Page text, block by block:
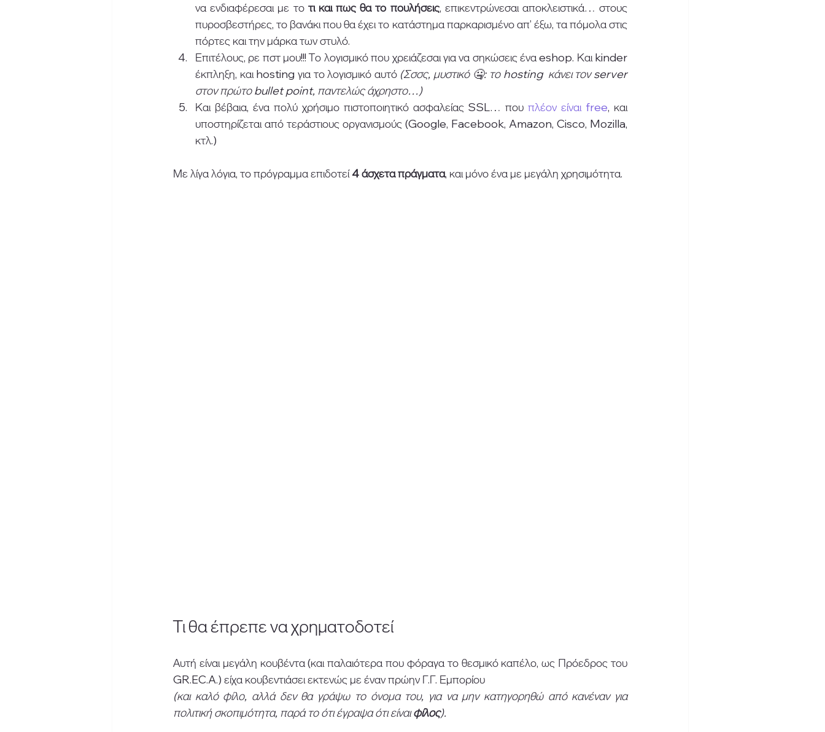
να ενδιαφέρεσαι με το τι και πως θα το πουλήσεις, επικεντρώνεσαι αποκλειστικά… στους
πυροσβεστήρες, το βανάκι που θα έχει το κατάστημα παρκαρισμένο απ’ έξω, τα πόμολα στις
πόρτες και την μάρκα των στυλό.
Επιτέλους, ρε πστ μου!!! Το λογισμικό που χρειάζεσαι για να σηκώσεις ένα eshop. Και kinder
έκπληξη, και hosting για το λογισμικό αυτό (Σσσς, μυστικό 🤐: το hosting  κάνει τον server
στον πρώτο bullet point, παντελώς άχρηστο…)
Και βέβαια, ένα πολύ χρήσιμο πιστοποιητικό ασφαλείας SSL… που πλέον είναι free, και
υποστηρίζεται από τεράστιους οργανισμούς (Google, Facebook, Amazon, Cisco, Mozilla,
κτλ.)
Με λίγα λόγια, το πρόγραμμα επιδοτεί 4 άσχετα πράγματα, και μόνο ένα με μεγάλη χρησιμότητα.
Τι θα έπρεπε να χρηματοδοτεί
Αυτή είναι μεγάλη κουβέντα (και παλαιότερα που φόραγα το θεσμικό καπέλο, ως Πρόεδρος του
GR.EC.A.) είχα κουβεντιάσει εκτενώς με έναν πρώην Γ.Γ. Εμπορίου
(και καλό φίλο, αλλά δεν θα γράψω το όνομα του, για να μην κατηγορηθώ από κανέναν για
πολιτική σκοπιμότητα, παρά το ότι έγραψα ότι είναι φίλος).